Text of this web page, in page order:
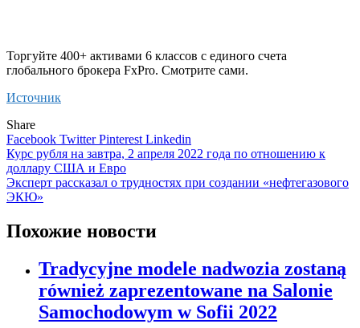
Торгуйте 400+ активами 6 классов с единого счета
глобального брокера FxPro. Смотрите сами.
Источник
Share
Facebook TwitterPinterest Linkedin
Навигация
по
записям
Курс рубля на завтра, 2 апреля 2022 года по отношению к
доллару США и Евро
Эксперт рассказал о трудностях при создании «нефтегазового
ЭКЮ»
Похожие новости
Tradycyjne modele nadwozia zostaną
również zaprezentowane na Salonie
Samochodowym w Sofii 2022